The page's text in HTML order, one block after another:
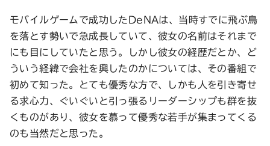
モバイルゲームで成功したDeNAは、当時すでに飛ぶ鳥
を落とす勢いで急成長していて、彼女の名前はそれまで
にも目にしていたと思う。しかし彼女の経歴だとか、ど
ういう経緯で会社を興したのかについては、その番組で
初めて知った。とても優秀な方で、しかも人を引き寄せ
る求心力、ぐいぐいと引っ張るリーダーシップも群を抜
くものがあり、彼女を慕って優秀な若手が集まってくる
のも当然だと思った。